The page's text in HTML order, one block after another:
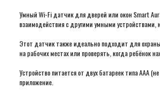
Умный Wi-Fi датчик для дверей или окон Smart
взаимодействия с другими умными
Этот датчик также идеально подходит для
на рабочих местах или проверять, когда ребёнок
Устройство питается от двух батареек типа ААА
приложение.